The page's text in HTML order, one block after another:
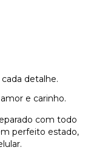
detalhe.
e carinho.
com todo
perfeito estado,